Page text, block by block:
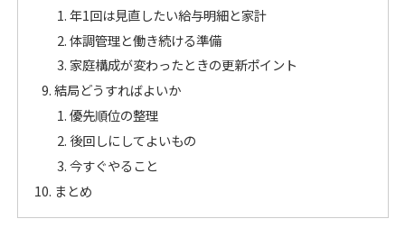
年1回は見直したい給与明細と家計
体調管理と働き続ける準備
家庭構成が変わったときの更新ポイント
結局どうすればよいか
優先順位の整理
後回しにしてよいもの
今すぐやること
まとめ